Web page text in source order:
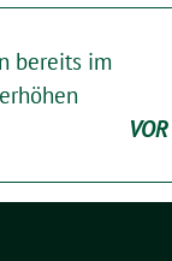
bereits im
VOR